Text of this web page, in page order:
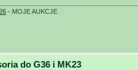
- MOJE AUKCJE
do G36 i MK23